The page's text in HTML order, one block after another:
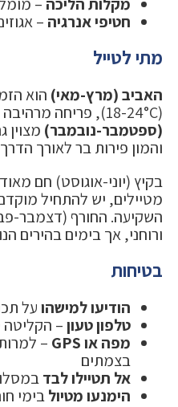
חטיפי אנרגיה –
מתי לטייל
האביב (מרץ-מאי) הוא
(18-24°C), פריחה מרהיבה ומעיינות זורמים.
(ספטמבר-נובמבר) מצוין
והמון פירות בר לאורך
השקיעה. החורף (דצמבר-
ורוחני, אך בימים בהירים
בטיחות
הודיעו למישהועל
טלפון טעון– הקליטה
מפה או GPS
–
בצמתים
אל תטיילו לבד
הימנעו מטיולבימי